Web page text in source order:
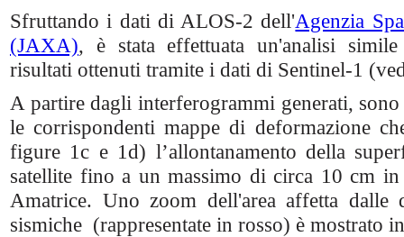
Sfruttando i dati di ALOS-2 dell'Agenzia
(JAXA), è stata effettuata un'analisi
risultati ottenuti tramite i dati di Sentinel-1
A partire dagli interferogrammi generati,
le corrispondenti mappe di deformazione
figure 1c e 1d) l’allontanamento della
satellite fino a un massimo di circa 10 cm in
Amatrice. Uno zoom dell'area affetta dalle
sismiche (rappresentate in rosso) è mostrato